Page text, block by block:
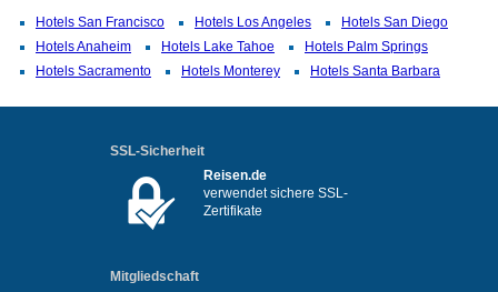
Hotels San Francisco Hotels Los Angeles
Hotels San Diego
Hotels Anaheim
Hotels Lake Tahoe
Hotels Palm Springs
Hotels Sacramento
Hotels Monterey Hotels Santa Barbara
SSL-Sicherheit
Reisen.de
verwendet sichere SSL-
Zertifikate
Mitgliedschaft